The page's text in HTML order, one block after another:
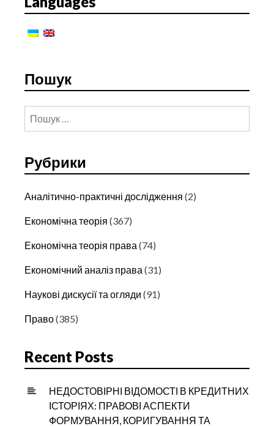
НА
ЗЕМЛЮ
Пошук
Пошук:
Рубрики
Аналітично-практичні дослідження (2)
Економічна теорія (367)
Економічна теорія права (74)
Економічний аналіз права (31)
Наукові дискусії та огляди (91)
Право(385)
Recent Posts
НЕДОСТОВІРНІ ВІДОМОСТІ В КРЕДИТНИХ
ІСТОРІЯХ: ПРАВОВІ АСПЕКТИ
ФОРМУВАННЯ, КОРИГУВАННЯ ТА